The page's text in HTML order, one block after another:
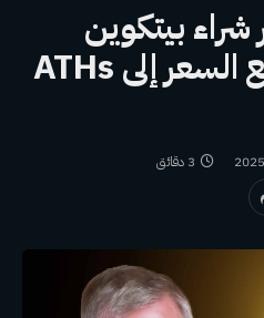
شراء بيتكوين
جديد بينما يتطلع السعر إلى ATHs
3 دقائق